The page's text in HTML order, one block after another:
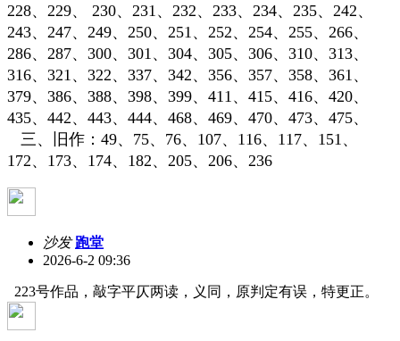
228、229、 230、231、232、233、234、235、242、
243、247、249、250、251、252、254、255、266、
286、287、300、301、304、305、306、310、313、
316、321、322、337、342、356、357、358、361、
379、386、388、398、399、411、415、416、420、
435、442、443、444、468、469、470、473、475、
三、旧作： 49、75、76、107、116、117、151、
172、173、174、182、205、206、236
沙发 跑堂
2026-6-2 09:36
223号作品，敲字平仄两读，义同，原判定有误，特更正。